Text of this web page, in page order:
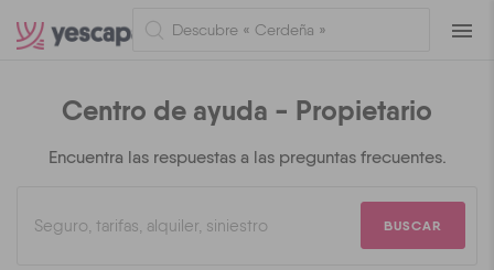
Centro de ayuda - Propietario
Encuentra las respuestas a las preguntas frecuentes.
BUSCAR